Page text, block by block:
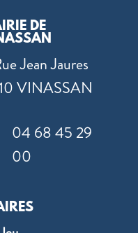
DE
Jean Jaures
VINASSAN
04 68 45 29
00